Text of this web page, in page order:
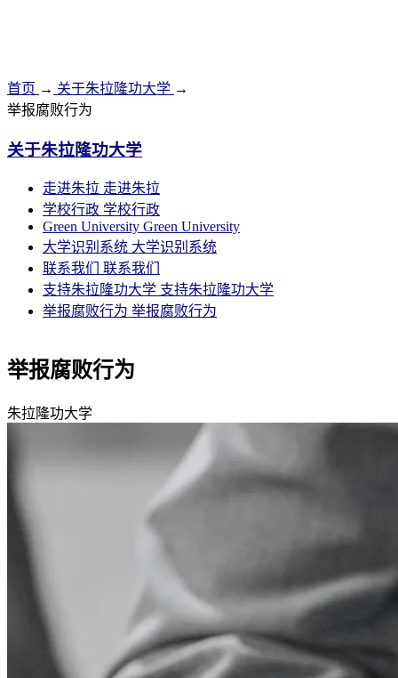
首页 → 关于朱拉隆功大学 →
举报腐败行为
关于朱拉隆功大学
走进朱拉 走进朱拉
学校行政 学校行政
Green University Green University
大学识别系统 大学识别系统
联系我们
联系我们
支持朱拉隆功大学 支持朱拉隆功大学
举报腐败行为 举报腐败行为
举报腐败行为
朱拉隆功大学